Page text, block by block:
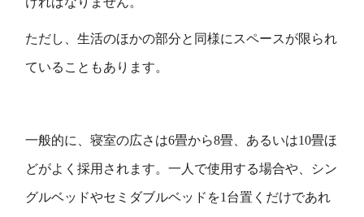
ただし、生活のほかの部分と同様にスペースが限られ
ていることもあります。
一般的に、寝室の広さは6畳から8畳、あるいは10畳ほ
どがよく採用されます。一人で使用する場合や、シン
グルベッドやセミダブルベッドを1台置くだけであれ